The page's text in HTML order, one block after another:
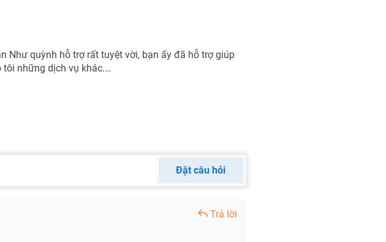
Như quỳnh hỗ trợ rất tuyệt vời, bạn ấy đã hỗ trợ giúp
tôi những dịch vụ khác.…
Đặt câu hỏi
Trả lời